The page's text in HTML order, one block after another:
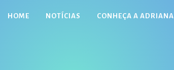
HOME NOTÍCIAS CONHEÇA A ADRIANA